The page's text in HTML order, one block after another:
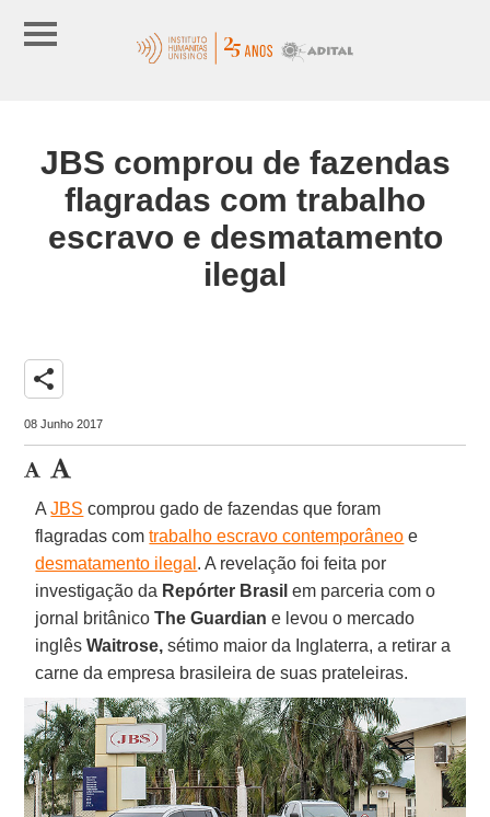
JBS comprou de fazendas
flagradas com trabalho
escravo e desmatamento
ilegal
share
08 Junho 2017
AJBS comprou gado de fazendas que foram
flagradas com trabalho escravo contemporâneo e
desmatamento ilegal . A revelação foi feita por
investigação da Repórter Brasil em parceria com o
jornal britânicoThe Guardian e levou o mercado
inglêsWaitrose, sétimo maior da Inglaterra, a retirar a
carne da empresa brasileira de suas prateleiras.